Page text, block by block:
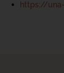
https://